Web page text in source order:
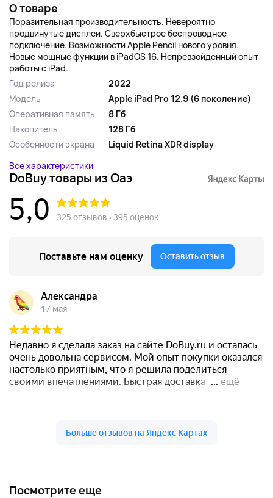
О товаре
Поразительная производительность. Невероятно
продвинутые дисплеи. Сверхбыстрое беспроводное
подключение. Возможности Apple Pencil нового уровня.
Новые мощные функции в iPadOS 16. Непревзойденный опыт
работы с iPad.
Год релиза
2022
Модель
Apple iPad Pro 12.9 (6 поколение)
Оперативная память
8 Гб
Накопитель
128 Гб
Особенности экрана
Liquid Retina XDR display
Все характеристики
Посмотрите еще